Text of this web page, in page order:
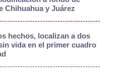
Chihuahua y Juárez
hechos, localizan a dos
vida en el primer cuadro